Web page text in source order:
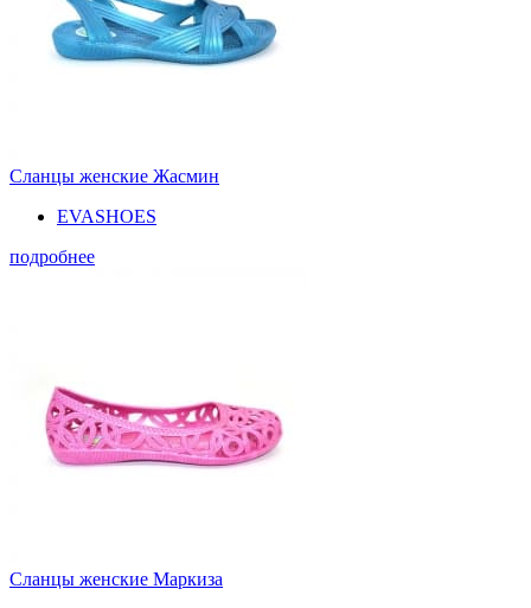
Сланцы женские Жасмин
EVASHOES
подробнее
Сланцы женские Маркиза